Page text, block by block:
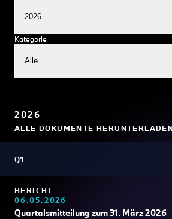
2026
Kategorie
Alle
2026
ALLE DOKUMENTE
Q1
BERICHT
06.05.2026
Quartalsmitteilung zum 31. März 2026